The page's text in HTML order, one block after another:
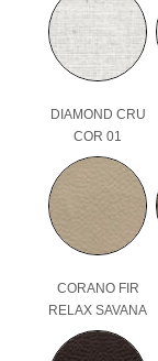
DIAMOND CRU
COR 01
CORANO FIR
RELAX SAVANA